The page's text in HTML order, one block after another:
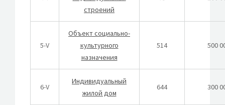
строений
5-V
Объект социально-
культурного
назначения
514 500
6-V
Индивидуальный
жилой дом
644 300